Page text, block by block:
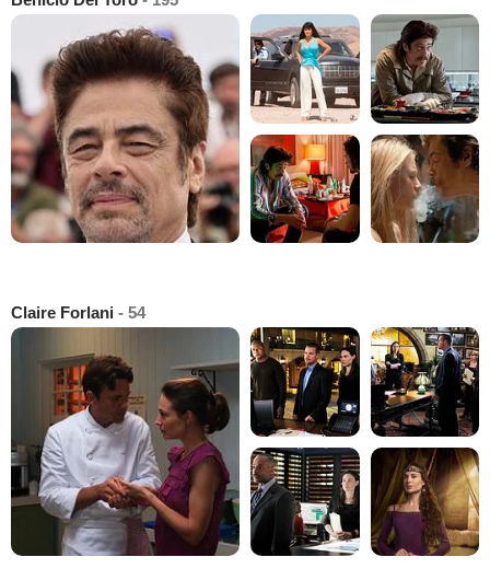
Claire Forlani - 54